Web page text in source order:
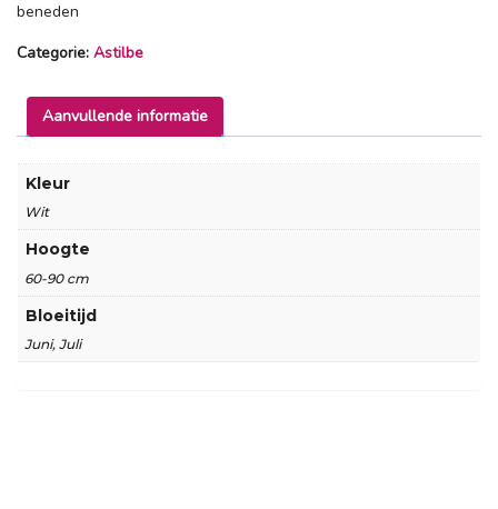
beneden
Categorie: Astilbe
Aanvullende informatie
Kleur
Wit
Hoogte
60-90 cm
Bloeitijd
Juni, Juli